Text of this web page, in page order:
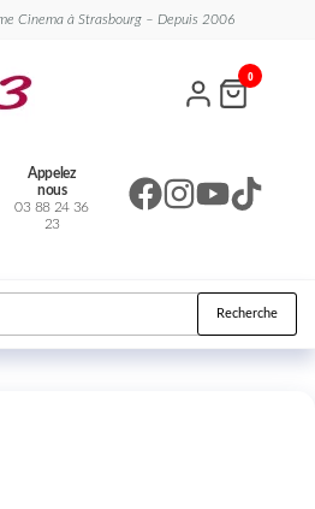
Cinema à Strasbourg – Depuis 2006
Appelez
nous
03 88 24 36
23
0
Recherche